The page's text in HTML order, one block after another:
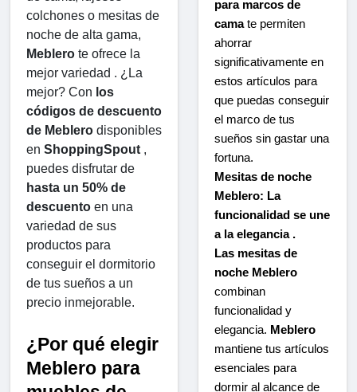
colchones o mesitas de
Meblero te ofrece la
mejor variedad . ¿La
mejor? Con los
códigos de descuento
de Meblero disponibles
en ShoppingSpout ,
hasta un 50% de
descuento en una
variedad de sus
productos para
conseguir el dormitorio
de tus sueños a un
precio inmejorable.
¿Por qué elegir
Meblero para
para marcos de
camate permiten
ahorrar
significativamente en
estos artículos para
que puedas conseguir
el marco de tus
sueños sin gastar una
fortuna.
Mesitas de noche
Meblero: La
funcionalidad se une
a la elegancia .
Las mesitas de
noche Meblero
combinan
funcionalidad y
elegancia. Meblero
mantiene tus artículos
esenciales para
dormir al alcance de